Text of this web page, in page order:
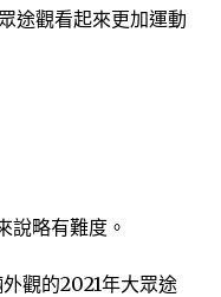
途觀看起來更加運動
說略有難度。
觀的2021年大眾途